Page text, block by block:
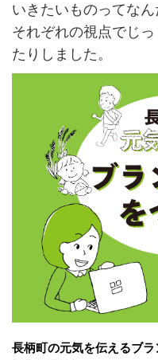
いきたいものってな
それぞれの視点でじ
たりしました。
長柄町の元気を伝えるブ